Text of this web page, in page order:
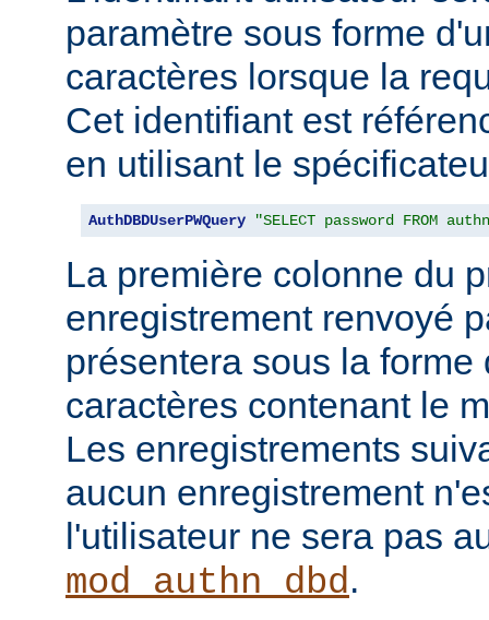
paramètre sous forme
caractères lorsque la
Cet identifiant est
en utilisant le
AuthDBDUserPWQuery "SELECT password FROM
La première colonne du
enregistrement renvoyé
présentera sous la
caractères contenant le
Les enregistrements
aucun enregistrement
l'utilisateur ne sera pas
mod_authn_dbd.